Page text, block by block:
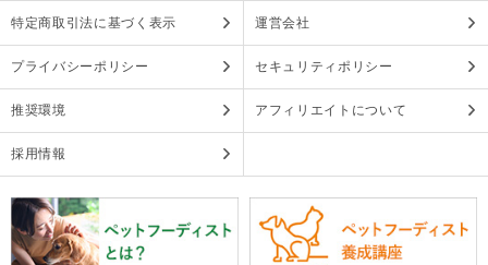
特定商取引法に基づく表示 運営会社
プライバシーポリシー セキュリティポリシー
推奨環境 アフィリエイトについて
採用情報